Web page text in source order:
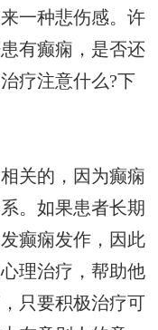
一种悲伤感。许
有癫痫，是否还
疗注意什么?下
关的，因为癫痫
。如果患者长期
癫痫发作，因此
理治疗，帮助他
只要积极治疗可